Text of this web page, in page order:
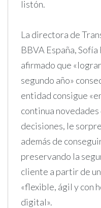
listón.
La directora de
BBVA España,
afirmado que
segundo año»
entidad consigue
continua
decisiones, le
además de
preservando la
cliente a partir de
«flexible, ágil y con
digital».